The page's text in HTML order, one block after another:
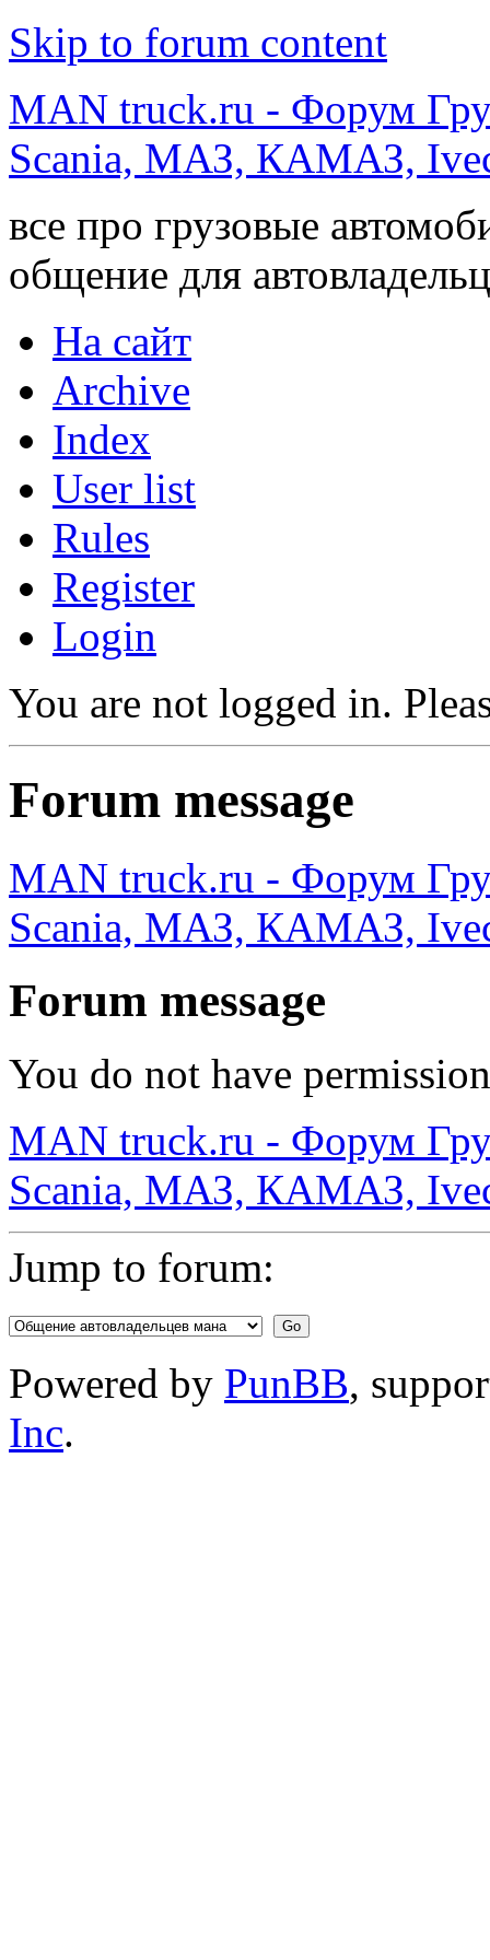
Skip to forum content
MAN truck.ru - Форум
Scania, МАЗ, КАМАЗ,
все про грузовые
общение для
На сайт
Archive
Index
User list
Rules
Register
Login
You are not logged in.
Forum message
MAN truck.ru - Форум
Scania, МАЗ, КАМАЗ,
Forum message
You do not have
MAN truck.ru - Форум
Scania, МАЗ, КАМАЗ,
Jump to forum:
Powered by PunBB,
Inc.